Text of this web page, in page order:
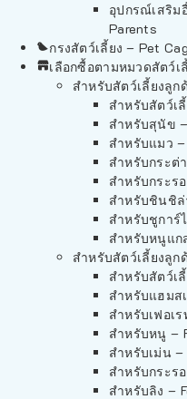
อุปกรณ์เสริม
Parents
กรงสัตว์เลี้ยง – Pet
เลือกซื้อตามหมวดสัตว์เ
สำหรับสัตว์เลี้ยงลูก
สำหรับสัตว์เ
สำหรับสุนัข
สำหรับแมว –
สำหรับกระต่
สำหรับกระร
สำหรับชินชิล่
สำหรับชูการ์
สำหรับหนูแก
สำหรับสัตว์เลี้ยงลูก
สำหรับสัตว์เ
สำหรับแฮมส
สำหรับเฟอเ
สำหรับหนู –
สำหรับเม่น –
สำหรับกระร
สำหรับลิง –